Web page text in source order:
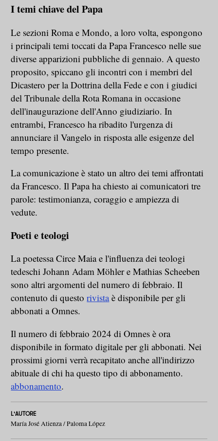
I temi chiave del Papa
Le sezioni Roma e Mondo, a loro volta, espongono
i principali temi toccati da Papa Francesco nelle sue
diverse apparizioni pubbliche di gennaio. A questo
proposito, spiccano gli incontri con i membri del
Dicastero per la Dottrina della Fede e con i giudici
del Tribunale della Rota Romana in occasione
dell'inaugurazione dell'Anno giudiziario. In
entrambi, Francesco ha ribadito l'urgenza di
annunciare il Vangelo in risposta alle esigenze del
tempo presente.
La comunicazione è stato un altro dei temi affrontati
da Francesco. Il Papa ha chiesto ai comunicatori tre
parole: testimonianza, coraggio e ampiezza di
vedute.
Poeti e teologi
La poetessa Circe Maia e l'influenza dei teologi
tedeschi Johann Adam Möhler e Mathias Scheeben
sono altri argomenti del numero di febbraio. Il
contenuto di questorivistaè disponibile per gli
abbonati a Omnes.
Il numero di febbraio 2024 di Omnes è ora
disponibile in formato digitale per gli abbonati. Nei
prossimi giorni verrà recapitato anche all'indirizzo
abituale di chi ha questo tipo di abbonamento.
abbonamento.
L'AUTORE
María José Atienza / Paloma López